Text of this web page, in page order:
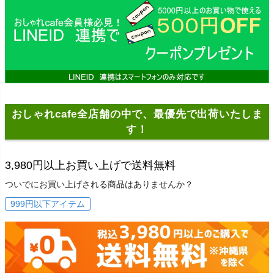
おしゃれcafe全店舗の中で、最優先で出荷いたしま
す！
3,980円以上お買い上げで送料無料
ついでにお買い上げされる商品はありませんか？
999円以下アイテム